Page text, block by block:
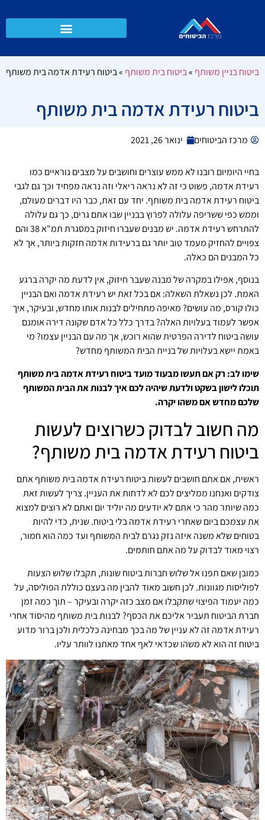
ביטוח בניין משותף »ביטוח בית משותף »ביטוח רעידת אדמה בית משותף
ביטוח רעידת אדמה בית משותף
מרכז הביטוחים ינואר 26, 2021
בחיי היומיום רובנו לא ממש עוצרים וחושבים על מצבים נוראיים כמו
רעידת אדמה, פשוט כי זה לא נראה ריאלי וזה נראה מפחיד וכך גם לגבי
ביטוח רעידת אדמה בית משותף. יחד עם זאת, כבר היו דברים מעולם,
וממש כפי ששריפה עלולה לפרוץ בבניין שבו אתם גרים, כך גם עלולה
להתרחש רעידת אדמה. יש מבנים שעברו חיזוק במסגרת תמ"א 38 והם
צפויים להחזיק מעמד טוב יותר גם ברעידות אדמה חזקות ביותר, אך לא
כל המבנים הם כאלה.
בנוסף, אפילו במקרה של מבנה שעבר חיזוק, אין לדעת מה יקרה ברגע
האמת. לכן נשאלת השאלה: אם בכל זאת יש רעידת אדמה ואם הבניין
כולו קורס, מה עושים? מאיפה מתחילים לבנות אותו מחדש, ובעיקר, איך
אפשר לעמוד בעלויות האלה? בדרך כלל כל אדם שקונה דירה אומנם
עושה ביטוח לדירה הפרטית שהוא רוכש, אך מה עם הבניין עצמו? מי
באמת יישא בעלויות של בניית הבית המשותף מחדש?
שימו לב: רק אם תעשו מבעוד מועד ביטוח רעידת אדמה בית משותף
תוכלו לישון בשקט ולדעת שיהיה לכם איך לבנות את הבית המשותף
שלכם מחדש אם משהו יקרה.
מה חשוב לבדוק כשרוצים לעשות
ביטוח רעידת אדמה בית משותף?
ראשית, אם אתם חושבים לעשות ביטוח רעידת אדמה בית משותף אתם
צודקים ואנחנו ממליצים לכם לא לדחות את העניין. צריך לעשות זאת
כמה שיותר מהר כי אתם לא יודעים מה יוליד יום ואתם לא רוצים למצוא
את עצמכם ביום שאחרי רעידת אדמה בלי ביטוח. שנית, כדי להיות
בטוחים שלא משנה איזה נזק נגרם לבית המשותף ועד כמה הוא חמור,
רצוי מאוד לבדוק על מה אתם חותמים.
כמובן שאם תפנו אל שלוש חברות ביטוח שונות, תקבלו שלוש הצעות
לפוליסות מגוונות. לכן חשוב מאוד להבין מה בעצם כוללת הפוליסה, על
כמה יעמוד הפיצוי שתקבלו אם מצב כזה יקרה ובעיקר – תוך כמה זמן
חברת הביטוח תעביר אליכם את הכסף? לבנות בית משותף מהיסוד אחרי
רעידת אדמה זה לא עניין של מה בכך מבחינה כלכלית ולכן ברור מדוע
ביטוח זה הוא לא משהו שכדאי לאף אחד מאתנו לוותר עליו.